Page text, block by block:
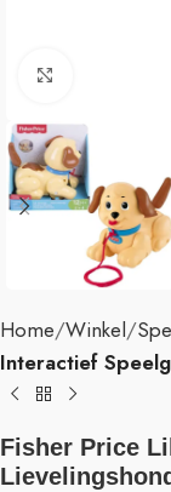
Klik om
Home Winkel
Interactief
Fisher Price